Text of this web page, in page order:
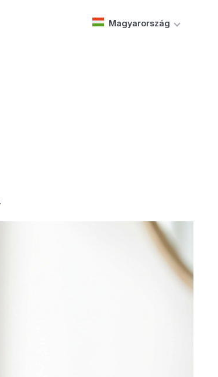
Magyarország